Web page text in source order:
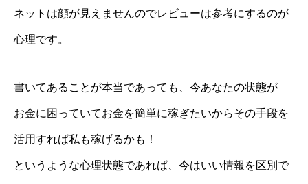
ネットは顔が見えませんのでレビューは参考にするのが
心理です。
書いてあることが本当であっても、今あなたの状態が
お金に困っていてお金を簡単に稼ぎたいからその手段を
活用すれば私も稼げるかも！
というような心理状態であれば、今はいい情報を区別で